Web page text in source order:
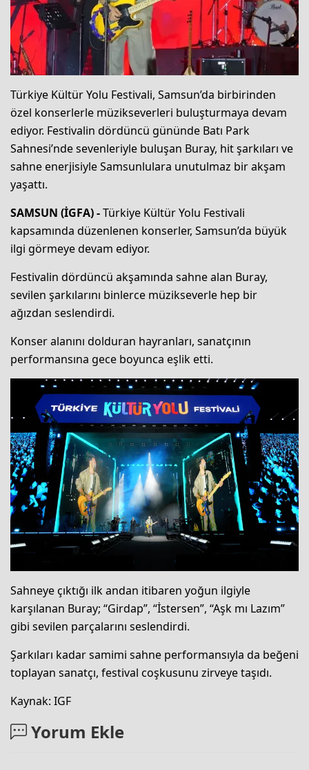
Türkiye Kültür Yolu Festivali, Samsun’da birbirinden
özel konserlerle müzikseverleri buluşturmaya devam
ediyor. Festivalin dördüncü gününde Batı Park
Sahnesi’nde sevenleriyle buluşan Buray, hit şarkıları ve
sahne enerjisiyle Samsunlulara unutulmaz bir akşam
yaşattı.
SAMSUN (İGFA) -Türkiye Kültür Yolu Festivali
kapsamında düzenlenen konserler, Samsun’da büyük
ilgi görmeye devam ediyor.
Festivalin dördüncü akşamında sahne alan Buray,
sevilen şarkılarını binlerce müzikseverle hep bir
ağızdan seslendirdi.
Konser alanını dolduran hayranları, sanatçının
performansına gece boyunca eşlik etti.
Sahneye çıktığı ilk andan itibaren yoğun ilgiyle
karşılanan Buray; “Girdap”, “İstersen”, “Aşk mı Lazım”
gibi sevilen parçalarını seslendirdi.
Şarkıları kadar samimi sahne performansıyla da beğeni
toplayan sanatçı, festival coşkusunu zirveye taşıdı.
Kaynak: IGF
Yorum Ekle